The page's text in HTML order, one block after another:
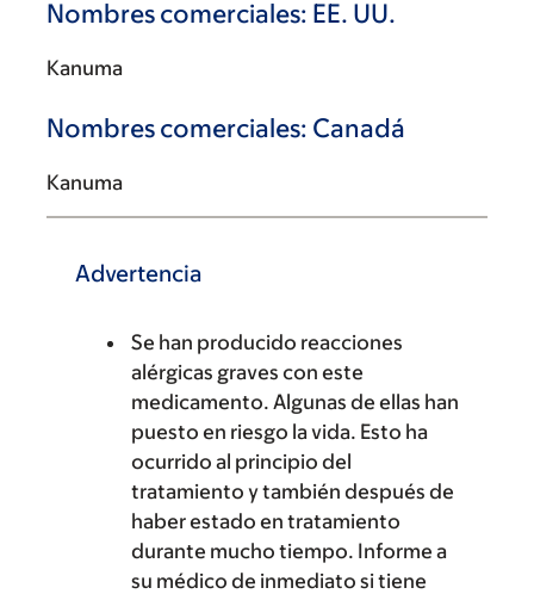
Nombres comerciales: EE. UU.
Kanuma
Nombres comerciales: Canadá
Kanuma
Advertencia
Se han producido reacciones
alérgicas graves con este
medicamento. Algunas de ellas han
puesto en riesgo la vida. Esto ha
ocurrido al principio del
tratamiento y también después de
haber estado en tratamiento
durante mucho tiempo. Informe a
su médico de inmediato si tiene